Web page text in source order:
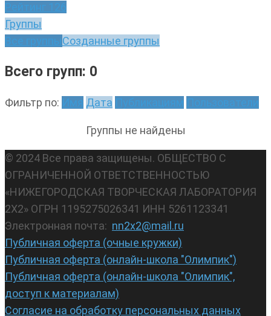
Рейтинг 126
Группы
Все группыСозданные группы
Всего групп: 0
Фильтр по: Имя Дата Публикациям Пользователи
Группы не найдены
© 2024 Все права защищены. ОБЩЕСТВО С
ОГРАНИЧЕННОЙ ОТВЕТСТВЕННОСТЬЮ
«НИЖЕГОРОДСКАЯ ТВОРЧЕСКАЯ ЛАБОРАТОРИЯ
2Х2» ОГРН 1195275026341 ИНН 5261123341
Электронная почта: nn2x2@mail.ru
Публичная оферта (очные кружки)
Публичная оферта (онлайн-школа "Олимпик")
Публичная оферта (онлайн-школа "Олимпик",
доступ к материалам)
Согласие на обработку персональных данных